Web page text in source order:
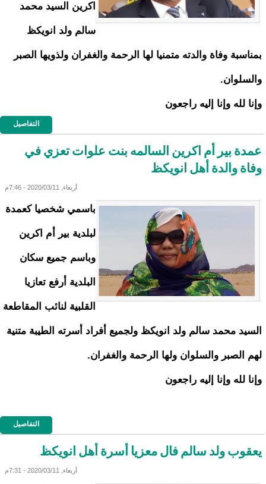
اكرين السيد محمد
سالم ولد انويكظ
بمناسبة وفاة والدته متمنيا لها الرحمة والغفران ولذويها الصبر
والسلوان.
وإنا لله وإنا إليه راجعون
التفاصيل
عمدة بير أم اكرين السالمه بنت علوات تعزي في
وفاة والدة أهل انويكظ
أربعاء, 2020/03/11 - 7:46م
باسمي شخصيا كعمدة
لبلدية بير أم اكرين
وباسم جميع سكان
البلدية أرفع تعازيا
القلبية لنائب المقاطعة
السيد محمد سالم ولد انويكظ ولجميع أفراد أسرته الطيبة متنية
لهم الصبر والسلوان ولها الرحمة والغفران.
وإنا لله وإنا إليه راجعون
التفاصيل
يعقوب ولد سالم فال معزيا أسرة أهل انويكظ
أربعاء, 2020/03/11 - 7:31م